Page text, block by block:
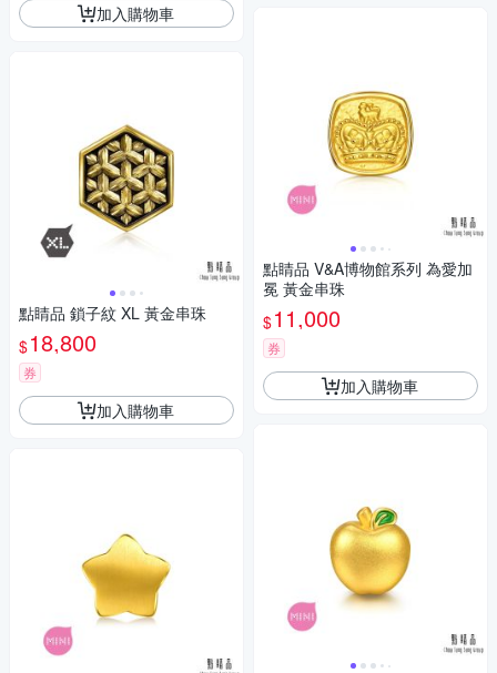
加入購物車
點睛品 鎖子紋 XL 黃金串珠
$18,800
券
加入購物車
點睛品 V&A博物館系列 為愛加
冕 黃金串珠
$11,000
券
加入購物車